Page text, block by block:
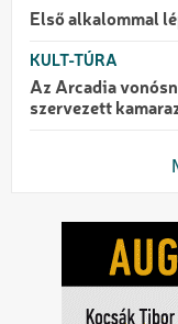
Első alkalommal
KULT-TÚRA
Az Arcadia
szervezett